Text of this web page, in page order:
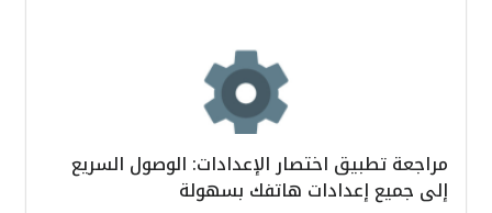
مراجعة تطبيق اختصار الإعدادات: الوصول السريع
إلى جميع إعدادات هاتفك بسهولة